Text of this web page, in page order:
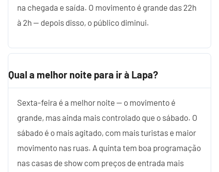
na chegada e saída. O movimento é grande das 22h
à 2h — depois disso, o público diminui.
Qual a melhor noite para ir à Lapa?
Sexta-feira é a melhor noite — o movimento é
grande, mas ainda mais controlado que o sábado. O
sábado é o mais agitado, com mais turistas e maior
movimento nas ruas. A quinta tem boa programação
nas casas de show com preços de entrada mais